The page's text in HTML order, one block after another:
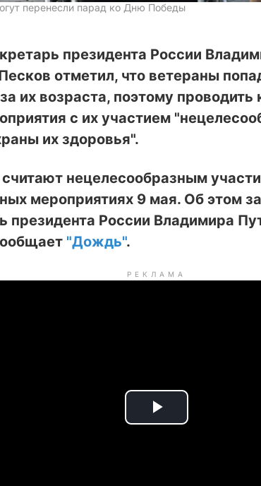
перенесли парад ко Дню Победы
президента России
отметил, что ветераны
их возраста, поэтому проводить
с их участием
их здоровья".
нецелесообразным
мероприятиях 9 мая. Об этом
президента России Владимира
"Дождь".
РЕКЛАМА
P